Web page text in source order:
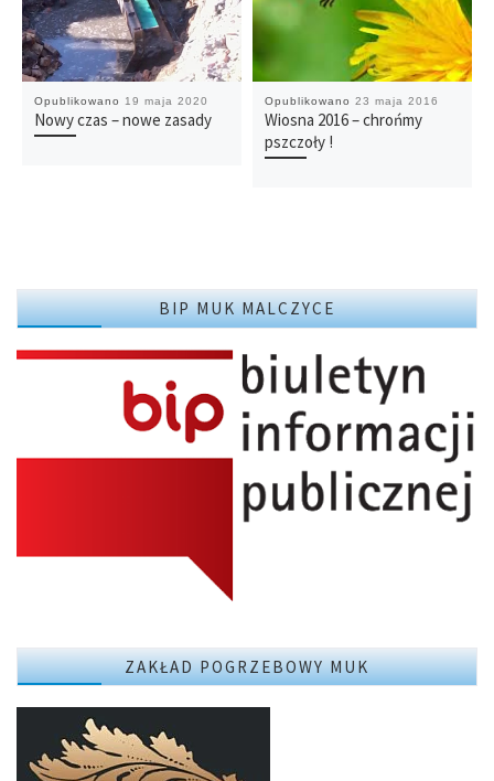
Opublikowano 19 maja 2020
Nowy czas – nowe zasady
Opublikowano23 maja 2016
Wiosna 2016 – chrońmy
pszczoły !
BIP MUK MALCZYCE
ZAKŁAD POGRZEBOWY MUK